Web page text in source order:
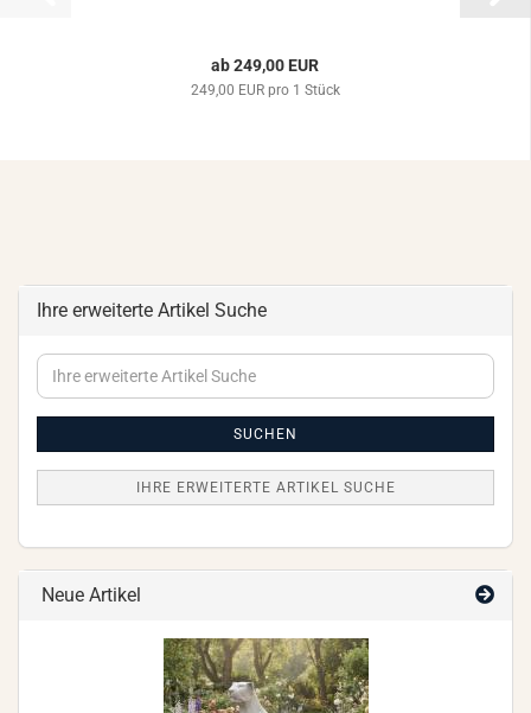
ab 249,00 EUR
249,00 EUR pro 1 Stück
Ihre erweiterte Artikel Suche
Ihre
erweiterte
SUCHEN
IHRE ERWEITERTE ARTIKEL SUCHE
Neue Artikel